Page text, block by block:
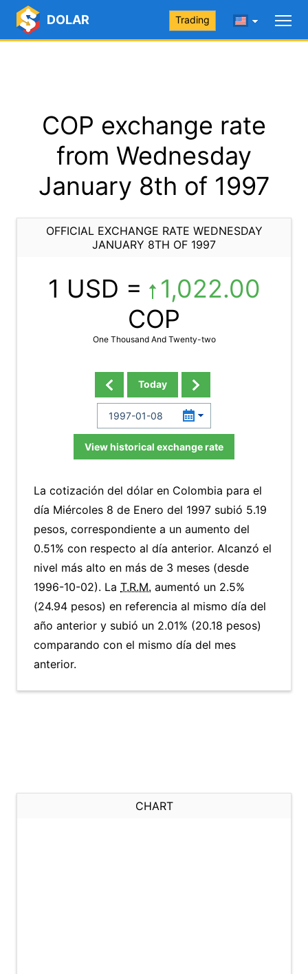
DOLAR Trading
COP exchange rate
from Wednesday
January 8th of 1997
OFFICIAL EXCHANGE RATE WEDNESDAY
JANUARY 8TH OF 1997
1 USD =
1,022.00
COP
One Thousand And Twenty-two
Today
View historical exchange rate
La cotización del dólar en Colombia para el
día Miércoles 8 de Enero del 1997 subió 5.19
pesos, correspondiente a un aumento del
0.51% con respecto al día anterior. Alcanzó el
nivel más alto en más de 3 meses (desde
1996-10-02). La T.R.M. aumentó un 2.5%
(24.94 pesos) en referencia al mismo día del
año anterior y subió un 2.01% (20.18 pesos)
comparando con el mismo día del mes
anterior.
CHART